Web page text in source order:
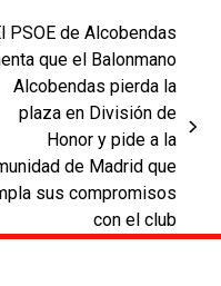
PSOE de Alcobendas
que el Balonmano
Alcobendas pierda la
plaza en División de
Honor y pide a la
de Madrid que
sus compromisos
con el club